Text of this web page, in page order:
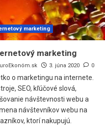
marketing
marketing
3. júna 2020 0
o marketingu na internete.
SEO, kľúčové slová,
návštevnosti webu a
návštevníkov webu na
ktorí nakupujú.